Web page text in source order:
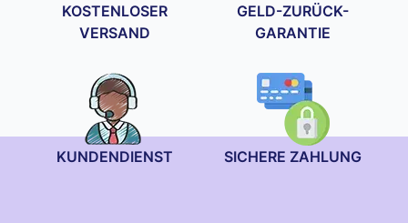
KOSTENLOSER
VERSAND
GELD-ZURÜCK-
GARANTIE
KUNDENDIENST SICHERE ZAHLUNG